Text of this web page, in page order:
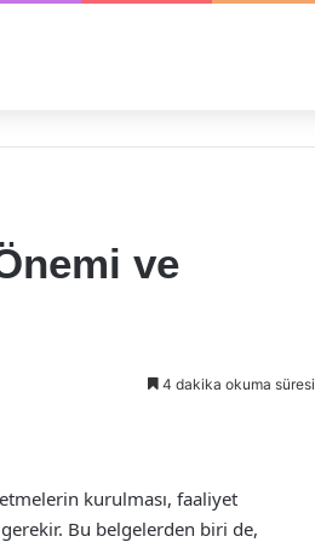
ve
4 dakika okuma süresi
kurulması, faaliyet
Bu belgelerden biri de,